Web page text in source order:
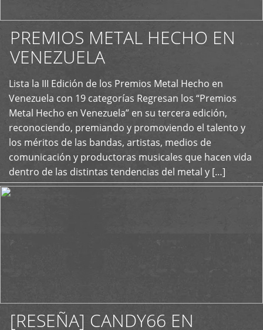
PREMIOS METAL HECHO EN
VENEZUELA
Lista la III Edición de los Premios Metal Hecho en
Venezuela con 19 categorías Regresan los “Premios
Metal Hecho en Venezuela” en su tercera edición,
reconociendo, premiando y promoviendo el talento y
los méritos de las bandas, artistas, medios de
comunicación y productoras musicales que hacen vida
dentro de las distintas tendencias del metal y […]
+
[RESEÑA] CANDY66 EN